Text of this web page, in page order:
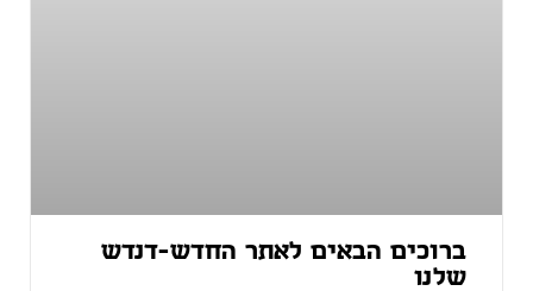
ברוכים הבאים לאתר החדש-דנדש
שלנו